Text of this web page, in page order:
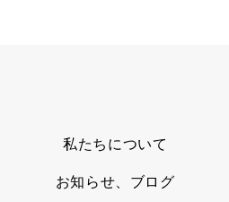
私たちについて
お知らせ、ブログ